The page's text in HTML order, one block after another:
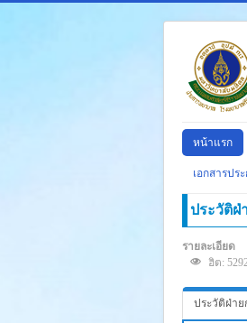
หน้าแรก
เอกสารปร
ประวัติฝ่
รายละเอียด
ฮิต:
ประวัติฝ่า